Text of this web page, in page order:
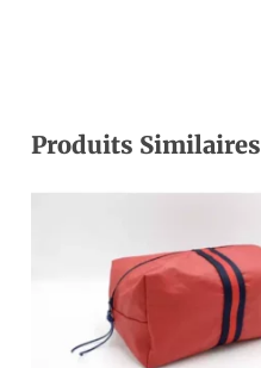
Produits Similaires